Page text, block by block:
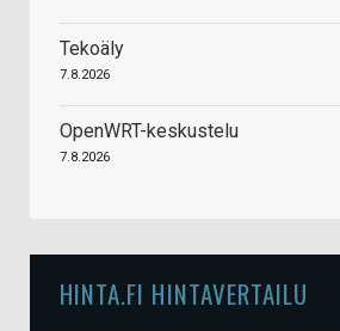
Tekoäly
7.8.2026
OpenWRT-keskustelu
7.8.2026
HINTA.FI HINTAVERTAILU